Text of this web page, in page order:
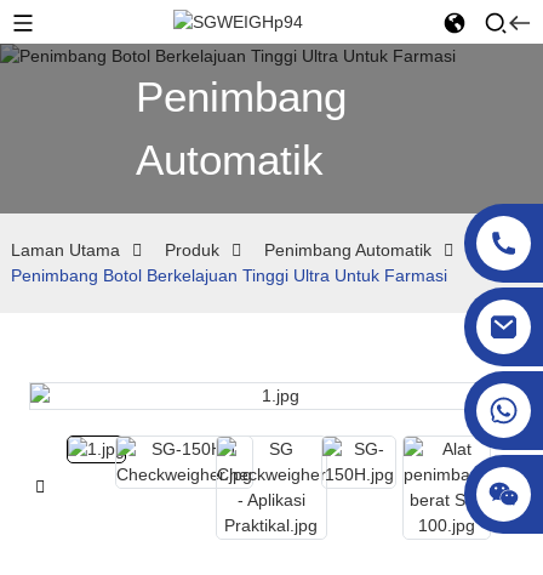
Penimbang
Automatik
Laman Utama Produk
Penimbang Automatik
Penimbang Botol Berkelajuan Tinggi Ultra Untuk Farmasi